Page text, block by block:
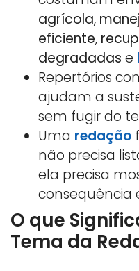
agrícola,
eficiente,
degradadas e
Repertórios
ajudam a
sem fugir do
Uma redação
não precisa
ela precisa
consequência
O que
Tema da